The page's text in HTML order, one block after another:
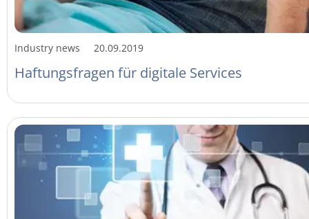
Industry news 20.09.2019
Haftungsfragen für digitale Services